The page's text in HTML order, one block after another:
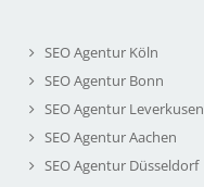
SEO Agentur Köln
SEO Agentur Bonn
SEO Agentur Leverkusen
SEO Agentur Aachen
SEO Agentur Düsseldorf